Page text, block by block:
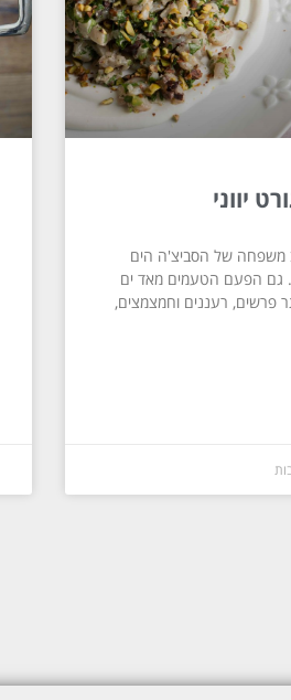
יווני
משפחה של הסביצ'ה הים
גם הפעם הטעמים מאד ים
פרשים, רעננים וחמצמצים,